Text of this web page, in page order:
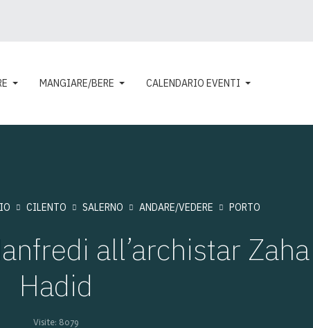
MANGIARE/BERE CALENDARIO EVENTI
CILENTO SALERNO ANDARE/VEDERE PORTO
all’archistar Zaha
Hadid
Visite: 8079